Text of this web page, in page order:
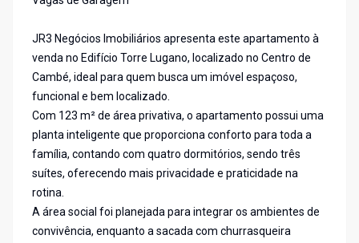
JR3 Negócios Imobiliários apresenta este apartamento à
venda no Edifício Torre Lugano, localizado no Centro de
Cambé, ideal para quem busca um imóvel espaçoso,
funcional e bem localizado.
Com 123 m² de área privativa, o apartamento possui uma
planta inteligente que proporciona conforto para toda a
família, contando com quatro dormitórios, sendo três
suítes, oferecendo mais privacidade e praticidade na
rotina.
A área social foi planejada para integrar os ambientes de
convivência, enquanto a sacada com churrasqueira